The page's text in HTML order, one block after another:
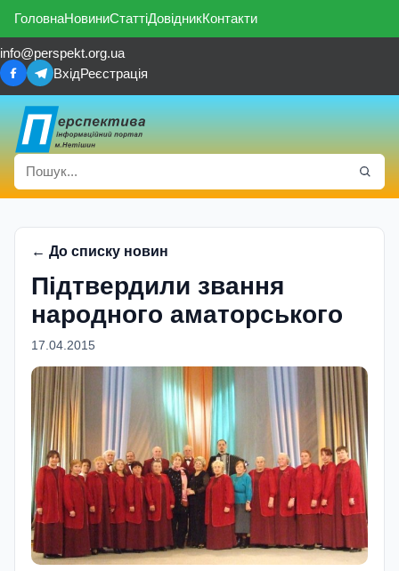
ГоловнаНовиниСтаттіДовідникКонтакти
info@perspekt.org.ua
ВхідРеєстрація
← До списку новин
Підтвердили звання
народного аматорського
17.04.2015